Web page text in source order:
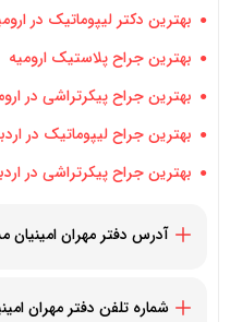
بهترین دکتر لیپوماتیک در
بهترین جراح پلاستیک ارومیه
بهترین جراح پیکرتراشی در
بهترین جراح لیپوماتیک در
بهترین جراح پیکرتراشی در
آدرس دفتر مهران
شماره تلفن دفتر مهران